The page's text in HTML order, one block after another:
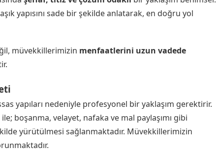
yapısını sade bir şekilde anlatarak, en doğru yol
müvekkillerimizin menfaatlerini uzun vadede
yapıları nedeniyle profesyonel bir yaklaşım gerektirir.
boşanma, velayet, nafaka ve mal paylaşımı gibi
yürütülmesi sağlanmaktadır. Müvekkillerimizin